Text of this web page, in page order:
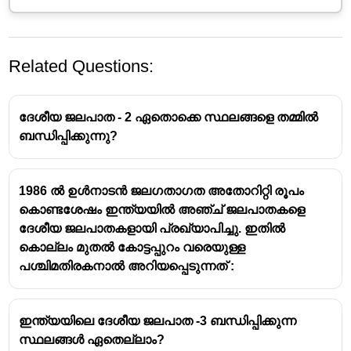
Related Questions:
ദേശീയ ജലപാത - 2 ഏതൊക്കെ സ്ഥലങ്ങളെ തമ്മിൽ
ബന്ധിപ്പിക്കുന്നു?
1986 ൽ ഉൾനാടൻ ജലഗതാഗത അതോറിറ്റി രൂപം
കൊണ്ടശേഷം ഇന്ത്യയിൽ അഞ്ച് ജലപാതകളെ
ദേശീയ ജലപാതകളായി പ്രഖ്യാപിച്ചു. ഇതിൽ
കൊല്ലം മുതൽ കോട്ടപ്പുറം വരെയുള്ള
പശ്ചിമതിരകനാൽ അറിയപ്പെടുന്നത് :
ഇന്ത്യയിലെ ദേശീയ ജലപാത -3 ബന്ധിപ്പിക്കുന്ന
സ്ഥലങ്ങൾ ഏതെല്ലാം?